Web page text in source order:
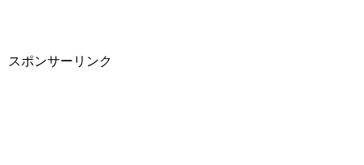
スポンサーリンク